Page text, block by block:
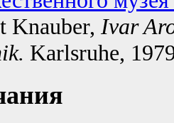
Knauber, Ivar
Karlsruhe,